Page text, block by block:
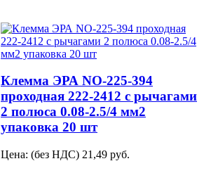
Клемма ЭРА NO-225-394
проходная 222-2412 с рычагами
2 полюса 0.08-2.5/4 мм2
упаковка 20 шт
Цена: (без НДС) 21,49 руб.